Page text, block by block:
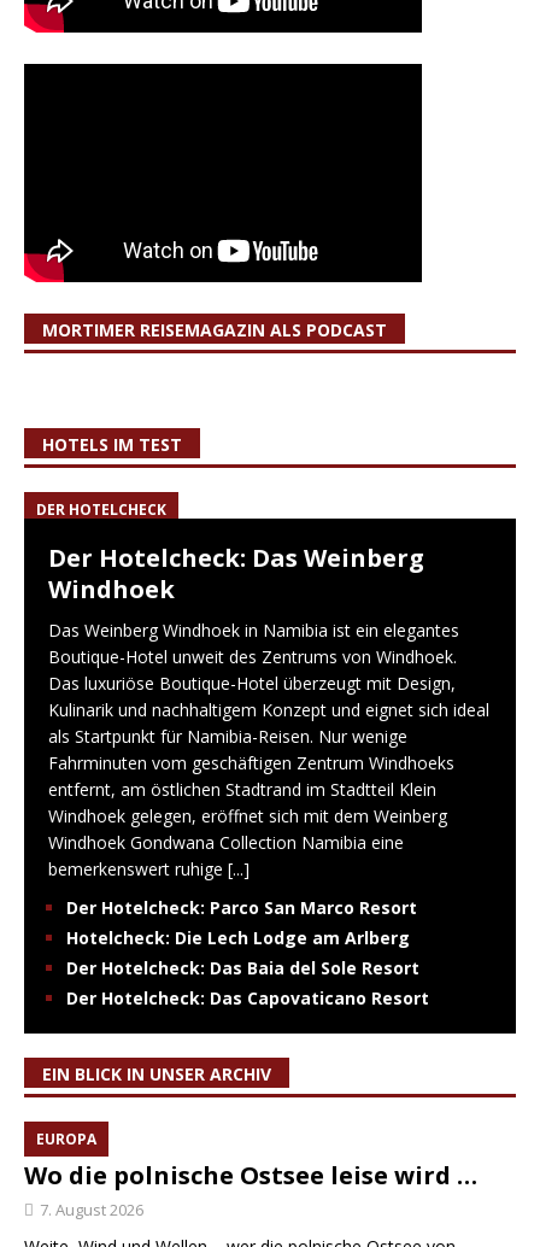
MORTIMER REISEMAGAZIN ALS PODCAST
HOTELS IM TEST
DER HOTELCHECK
Der Hotelcheck: Das Weinberg
Windhoek
Das Weinberg Windhoek in Namibia ist ein elegantes
Boutique-Hotel unweit des Zentrums von Windhoek.
Das luxuriöse Boutique-Hotel überzeugt mit Design,
Kulinarik und nachhaltigem Konzept und eignet sich ideal
als Startpunkt für Namibia-Reisen. Nur wenige
Fahrminuten vom geschäftigen Zentrum Windhoeks
entfernt, am östlichen Stadtrand im Stadtteil Klein
Windhoek gelegen, eröffnet sich mit dem Weinberg
Windhoek Gondwana Collection Namibia eine
bemerkenswert ruhige [...]
Der Hotelcheck: Parco San Marco Resort
Hotelcheck: Die Lech Lodge am Arlberg
Der Hotelcheck: Das Baia del Sole Resort
Der Hotelcheck: Das Capovaticano Resort
EIN BLICK IN UNSER ARCHIV
EUROPA
Wo die polnische Ostsee leise wird …
7. August 2026